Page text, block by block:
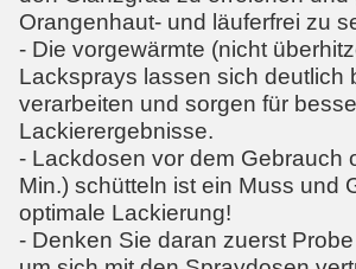
Orangenhaut- und läuferfrei zu
- Die vorgewärmte (nicht
Lacksprays lassen sich deutlich
verarbeiten und sorgen für
Lackierergebnisse.
- Lackdosen vor dem Gebrauch
Min.) schütteln ist ein Muss und
optimale Lackierung!
- Denken Sie daran zuerst